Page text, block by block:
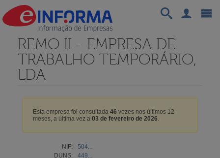
REMO II - EMPRESA DE
TRABALHO TEMPORÁRIO,
LDA
Esta empresa foi consultada 46 vezes nos últimos 12
meses, a última vez a 03 de fevereiro de 2026.
NIF:
504...
DUNS:
449...